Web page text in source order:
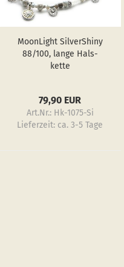
Moon­Light Sil­verS­hiny
88/100, lange Hals­
ket­te
79,90 EUR
Art.Nr.: Hk-1075-Si
Lieferzeit: ca. 3-5 Tage